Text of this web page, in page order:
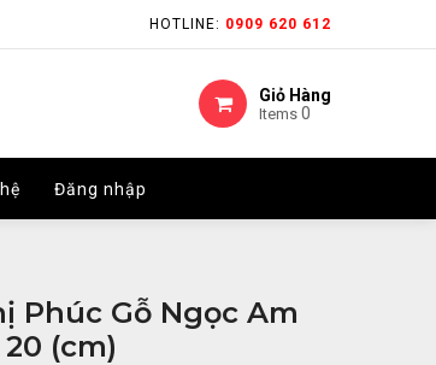
HOTLINE: 0909 620 612
Giỏ Hàng
Items 0
Đăng nhập
HOTLINE: 0909 620 612
Giỏ Hàng
Items 0
Đăng nhập
Phúc Gỗ Ngọc Am
(cm)